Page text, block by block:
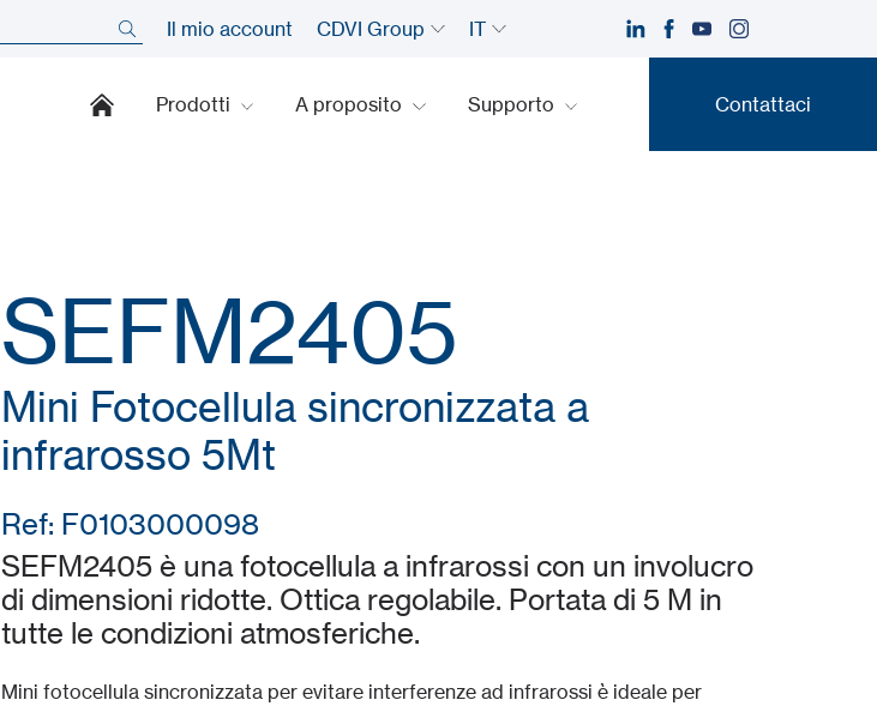
Il mio account CDVI Group IT
Prodotti A proposito Supporto Contattaci
SEFM2405
Mini Fotocellula sincronizzata a
infrarosso 5Mt
Ref: F0103000098
SEFM2405 è una fotocellula a infrarossi con un involucro
di dimensioni ridotte. Ottica regolabile. Portata di 5 M in
tutte le condizioni atmosferiche.
Mini fotocellula sincronizzata per evitare interferenze ad infrarossi è ideale per